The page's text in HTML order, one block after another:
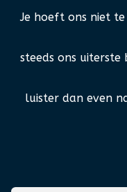
Je hoeft ons niet
steeds ons
luister dan even